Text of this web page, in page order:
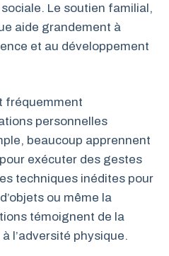
Le soutien familial,
aide grandement à
et au développement
fréquemment
personnelles
beaucoup apprennent
exécuter des gestes
techniques inédites pour
ou même la
témoignent de la
l’adversité physique.